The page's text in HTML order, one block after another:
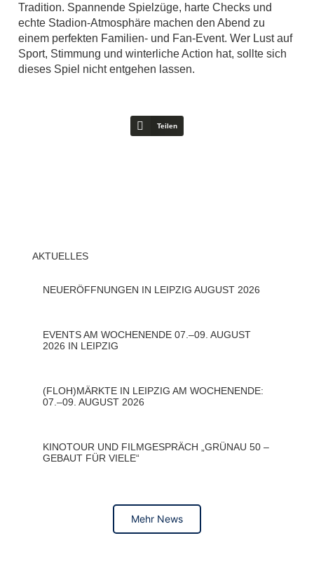
Tradition. Spannende Spielzüge, harte Checks und
echte Stadion-Atmosphäre machen den Abend zu
einem perfekten Familien- und Fan-Event. Wer Lust auf
Sport, Stimmung und winterliche Action hat, sollte sich
dieses Spiel nicht entgehen lassen.
KSW Icefighters
KSW Icefighters
Teilen
AKTUELLES
NEUERÖFFNUNGEN IN LEIPZIG AUGUST 2026
EVENTS AM WOCHENENDE 07.–09. AUGUST
2026 IN LEIPZIG
(FLOH)MÄRKTE IN LEIPZIG AM WOCHENENDE:
07.–09. AUGUST 2026
KINOTOUR UND FILMGESPRÄCH „GRÜNAU 50 –
GEBAUT FÜR VIELE“
Mehr News